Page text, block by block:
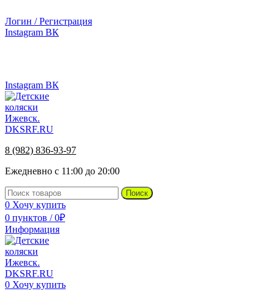
Логин / Регистрация
Instagram ВК
Instagram ВК
8 (982) 836-93-97
Ежедневно с 11:00 до 20:00
Поиск
0 Хочу купить
0 пунктов / 0₽
Информация
0 Хочу купить